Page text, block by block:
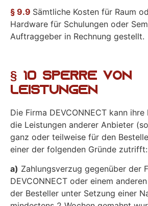
§ 9.9 Sämtliche Kosten für Raum
Hardware für Schulungen oder
Auftraggeber in Rechnung gestellt.
§ 10 Sperre von
Leistungen
Die Firma DEVCONNECT kann
die Leistungen anderer Anbieter
ganz oder teilweise für den
einer der folgenden Gründe zutrifft:
a) Zahlungsverzug gegenüber der
DEVCONNECT oder einem
der Besteller unter Setzung einer